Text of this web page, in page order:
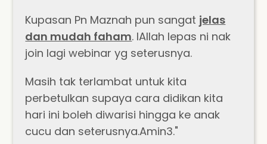
Kupasan Pn Maznah pun sangat jelas
dan mudah faham. IAllah lepas ni nak
join lagi webinar yg seterusnya.
Masih tak terlambat untuk kita
perbetulkan supaya cara didikan kita
hari ini boleh diwarisi hingga ke anak
cucu dan seterusnya.Amin3."